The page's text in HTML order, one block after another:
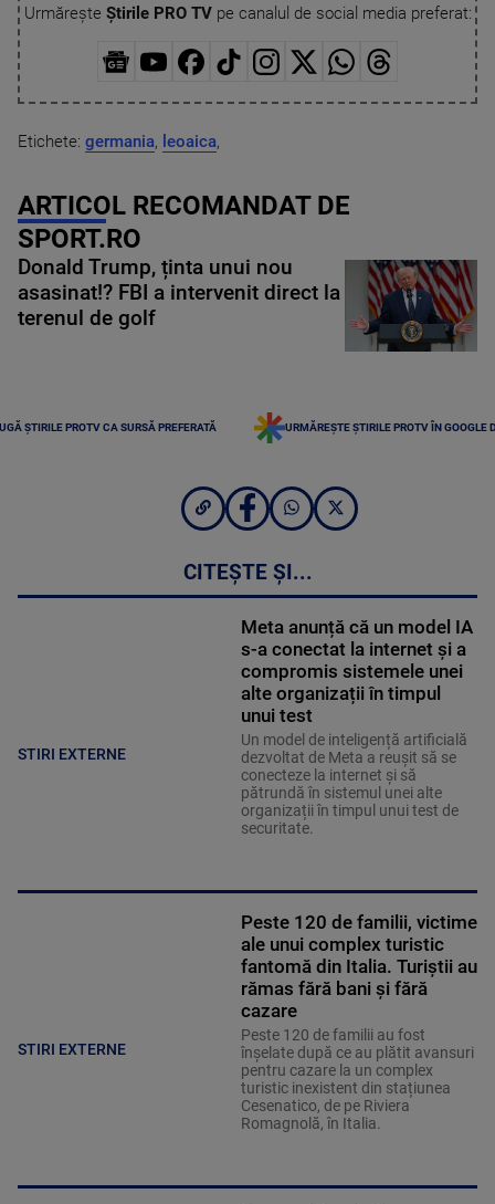
Urmărește Știrile PRO TVpe canalul de social media preferat:
Etichete: germania, leoaica,
ARTICOL RECOMANDAT DE
SPORT.RO
Donald Trump, ținta unui nou
asasinat!? FBI a intervenit direct la
terenul de golf
ȘTIRILE PROTV CA SURSĂ PREFERATĂ URMĂREȘTE ȘTIRILE PROTV ÎN GOOGLE
CITEȘTE ȘI...
STIRI EXTERNE
Meta anunță că un model IA
s-a conectat la internet și a
compromis sistemele unei
alte organizații în timpul
unui test
Un model de inteligență artificială
dezvoltat de Meta a reușit să se
conecteze la internet și să
pătrundă în sistemul unei alte
organizații în timpul unui test de
securitate.
STIRI EXTERNE
Peste 120 de familii, victime
ale unui complex turistic
fantomă din Italia. Turiștii au
rămas fără bani și fără
cazare
Peste 120 de familii au fost
înșelate după ce au plătit avansuri
pentru cazare la un complex
turistic inexistent din stațiunea
Cesenatico, de pe Riviera
Romagnolă, în Italia.